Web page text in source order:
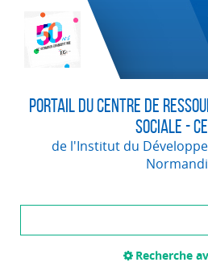
Portail du Centre de
Sociale -
de l'Institut du
Recherche